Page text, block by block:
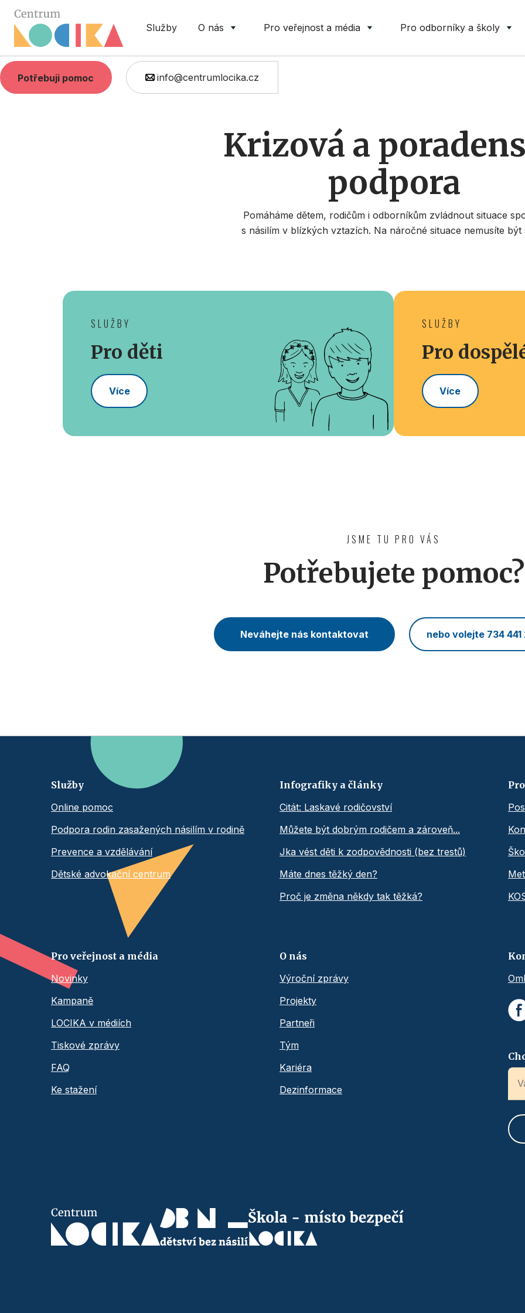
Služby O nás Pro veřejnost a média Pro odborníky a školy
Potřebuji pomoc info@centrumlocika.cz
Krizová a
podpora
Pomáháme dětem, rodičům i odborníkům zvládnout situace
s násilím v blízkých vztazích. Na náročné situace nemusíte být
SLUŽBY
Pro děti
Více
SLUŽBY
Pro
Více
JSME TU PRO VÁS
Potřebujete pomoc?
Neváhejte nás kontaktovat nebo volejte 734 441
Služby
Online pomoc
Podpora rodin zasažených násilím v rodině
Prevence a vzdělávání
Dětské advokační centrum
Infografiky a články
Citát: Laskavé rodičovství
Můžete být dobrým rodičem a zároveň...
Jka vést děti k zodpovědnosti (bez trestů)
Máte dnes těžký den?
Proč je změna někdy tak těžká?
Pro veřejnost a média
Novinky
Kampaně
LOCIKA v médiích
Tiskové zprávy
FAQ
Ke stažení
O nás
Výroční zprávy
Projekty
Partneři
Tým
Kariéra
Dezinformace